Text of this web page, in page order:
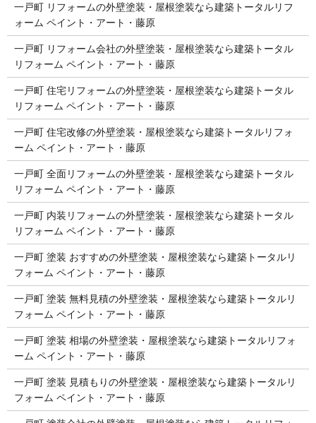
一戸町 リフォームの外壁塗装・屋根塗装なら建築トータルリフ
ォーム ペイント・アート・藤原
一戸町 リフォーム会社の外壁塗装・屋根塗装なら建築トータル
リフォーム ペイント・アート・藤原
一戸町 住宅リフォームの外壁塗装・屋根塗装なら建築トータル
リフォーム ペイント・アート・藤原
一戸町 住宅改修の外壁塗装・屋根塗装なら建築トータルリフォ
ーム ペイント・アート・藤原
一戸町 全面リフォームの外壁塗装・屋根塗装なら建築トータル
リフォーム ペイント・アート・藤原
一戸町 内装リフォームの外壁塗装・屋根塗装なら建築トータル
リフォーム ペイント・アート・藤原
一戸町 塗装 おすすめの外壁塗装・屋根塗装なら建築トータルリ
フォーム ペイント・アート・藤原
一戸町 塗装 無料見積の外壁塗装・屋根塗装なら建築トータルリ
フォーム ペイント・アート・藤原
一戸町 塗装 相場の外壁塗装・屋根塗装なら建築トータルリフォ
ーム ペイント・アート・藤原
一戸町 塗装 見積もりの外壁塗装・屋根塗装なら建築トータルリ
フォーム ペイント・アート・藤原